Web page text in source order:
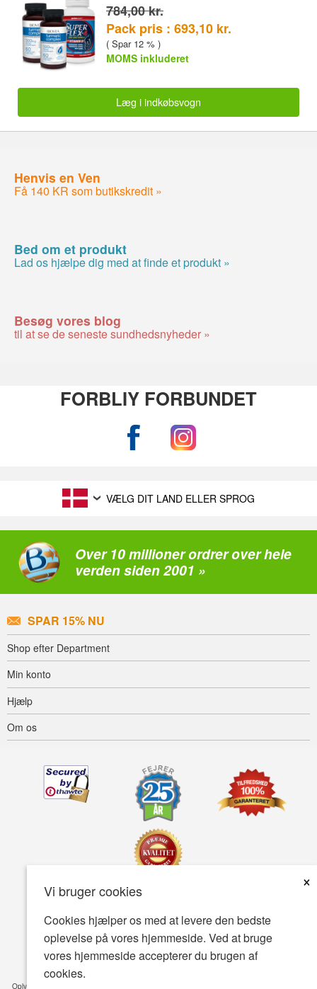
Vi bruger cookies
×
Cookies hjælper os med at levere den bedste
oplevelse på vores hjemmeside. Ved at bruge
vores hjemmeside accepterer du brugen af
cookies.
784,00 kr.
Pack pris : 693,10 kr.
( Spar 12 % )
MOMS inkluderet
Læg i indkøbsvogn
Henvis en Ven
Få 140 KR som butikskredit »
Bed om et produkt
Lad os hjælpe dig med at finde et produkt »
Besøg vores blog
til at se de seneste sundhedsnyheder »
FORBLIY FORBUNDET
VÆLG DIT LAND ELLER SPROG
Over 10 millioner ordrer over hele
verden siden 2001 »
SPAR 15% NU
Shop efter Department
Min konto
Hjælp
Om os
Tilgængelighed Betingelser for brug Fortrolighedspolitik
Sikkerhedspolitik
© Copyright 2001-2026 BIOVEA . Alle rettigheder forbeholdes.
Oplysningerne på denne hjemmeside er kun beregnet til din generelle viden og er ikke en